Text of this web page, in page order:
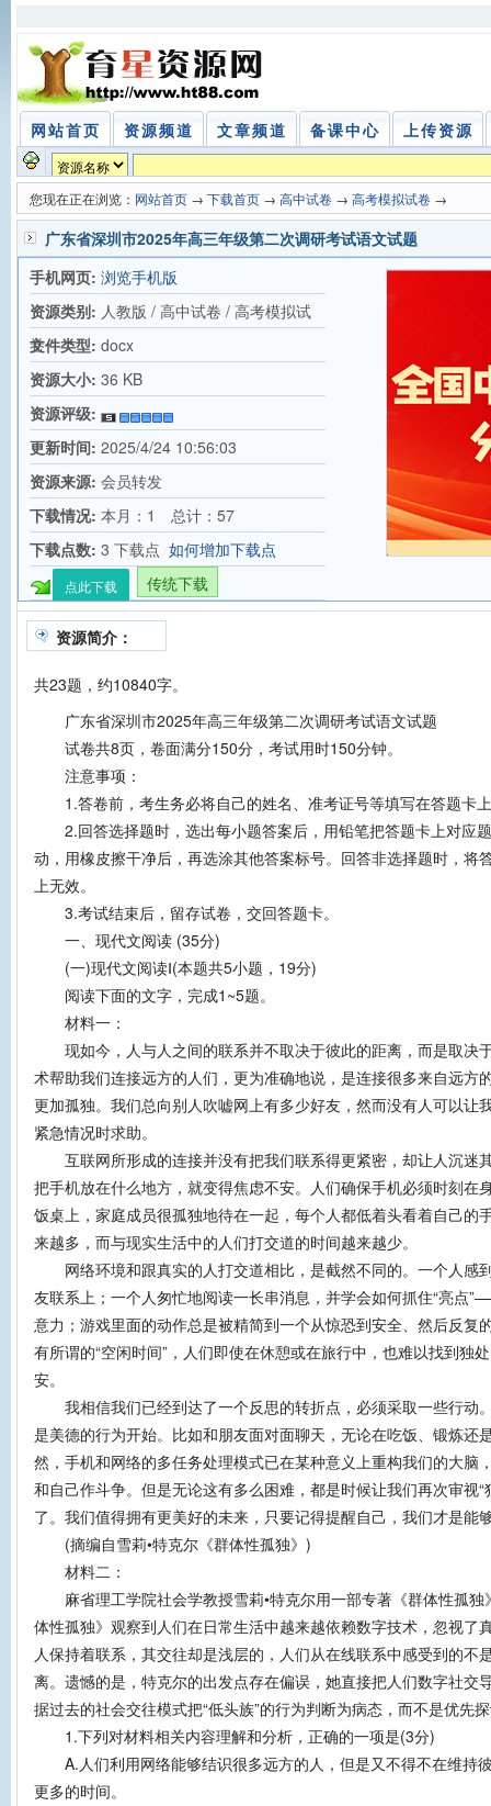
网站首页 资源频道 文章频道 备课中心 上传资源
您现在正在浏览： 网站首页 → 下载首页 → 高中试卷 → 高考模拟试卷 →
广东省深圳市2025年高三年级第二次调研考试语文试题
手机网页: 浏览手机版
资源类别: 人教版 / 高中试卷 / 高考模拟试
卷
文件类型: docx
资源大小: 36 KB
资源评级:
更新时间: 2025/4/24 10:56:03
资源来源: 会员转发
下载情况: 本月：1 总计：57
下载点数: 3 下载点 如何增加下载点
点此下载 传统下载
资源简介：
共23题，约10840字。
广东省深圳市2025年高三年级第二次调研考试语文试题
试卷共8页，卷面满分150分，考试用时150分钟。
注意事项：
1.答卷前，考生务必将自己的姓名、准考证号等填写在答题卡
2.回答选择题时，选出每小题答案后，用铅笔把答题卡上对应
动，用橡皮擦干净后，再选涂其他答案标号。回答非选择题时，将
上无效。
3.考试结束后，留存试卷，交回答题卡。
一、现代文阅读 (35分)
(一)现代文阅读Ⅰ(本题共5小题，19分)
阅读下面的文字，完成1~5题。
材料一：
现如今，人与人之间的联系并不取决于彼此的距离，而是取决
术帮助我们连接远方的人们，更为准确地说，是连接很多来自远方
更加孤独。我们总向别人吹嘘网上有多少好友，然而没有人可以让
紧急情况时求助。
互联网所形成的连接并没有把我们联系得更紧密，却让人沉迷
把手机放在什么地方，就变得焦虑不安。人们确保手机必须时刻在
饭桌上，家庭成员很孤独地待在一起，每个人都低着头看着自己的
来越多，而与现实生活中的人们打交道的时间越来越少。
网络环境和跟真实的人打交道相比，是截然不同的。一个人感
友联系上；一个人匆忙地阅读一长串消息，并学会如何抓住“亮
意力；游戏里面的动作总是被精简到一个从惊恐到安全、然后反复
有所谓的“空闲时间”，人们即使在休憩或在旅行中，也难以找到独
安。
我相信我们已经到达了一个反思的转折点，必须采取一些行动
是美德的行为开始。比如和朋友面对面聊天，无论在吃饭、锻炼还
然，手机和网络的多任务处理模式已在某种意义上重构我们的大脑
和自己作斗争。但是无论这有多么困难，都是时候让我们再次审视
了。我们值得拥有更美好的未来，只要记得提醒自己，我们才是能
(摘编自雪莉•特克尔《群体性孤独》)
材料二：
麻省理工学院社会学教授雪莉•特克尔用一部专著《群体性孤独
体性孤独》观察到人们在日常生活中越来越依赖数字技术，忽视了
人保持着联系，其交往却是浅层的，人们从在线联系中感受到的不
离。遗憾的是，特克尔的出发点存在偏误，她直接把人们数字社交
据过去的社会交往模式把“低头族”的行为判断为病态，而不是优先
1.下列对材料相关内容理解和分析，正确的一项是(3分)
A.人们利用网络能够结识很多远方的人，但是又不得不在维持
更多的时间。